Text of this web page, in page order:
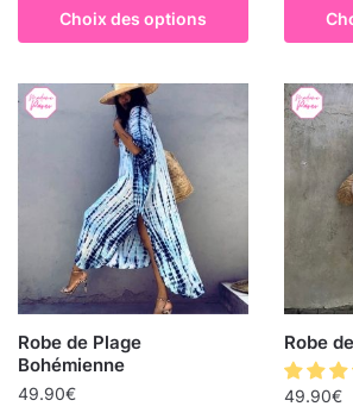
Choix des options
Robe de Plage
Bohémienne
49.90€
Robe
49.90€